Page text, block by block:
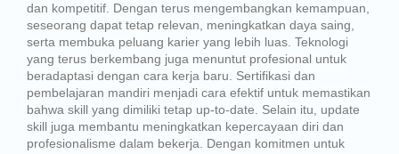
dan kompetitif. Dengan terus mengembangkan kemampuan,
seseorang dapat tetap relevan, meningkatkan daya saing,
serta membuka peluang karier yang lebih luas. Teknologi
yang terus berkembang juga menuntut profesional untuk
beradaptasi dengan cara kerja baru. Sertifikasi dan
pembelajaran mandiri menjadi cara efektif untuk memastikan
bahwa skill yang dimiliki tetap up-to-date. Selain itu, update
skill juga membantu meningkatkan kepercayaan diri dan
profesionalisme dalam bekerja. Dengan komitmen untuk